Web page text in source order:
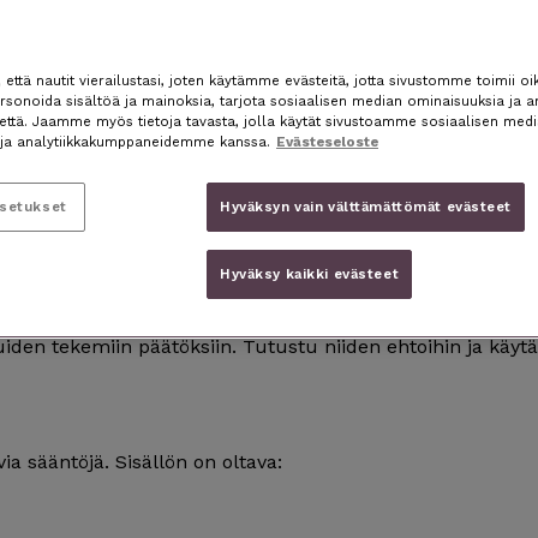
mukaan lukien arvostelut, kommentit, arvioinnit ja
siitä, ovatko he rekisteröityneet vai eivät.
riippumatta siitä, suorittavatko ne
ja jättämiseen käyttämämme palveluntarjoajat sekä
joita ne valvovat erikseen.
tekemiin päätöksiin. Tutustu niiden ehtoihin ja
sääntöjä. Sisällön on oltava:
että nautit vierailustasi, joten käytämme evästeitä, jotta sivustomme toimii
sisältöä ja mainoksia, tarjota sosiaalisen median ominaisuuksia ja
Jaamme myös tietoja tavasta, jolla käytät sivustoamme sosiaalisen
analytiikkakumppaneidemme kanssa. Evästeseloste
Hyväksyn vain välttämättömät evästeet
Hyväksy kaikki evästeet